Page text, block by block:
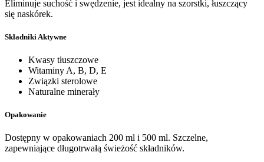
Eliminuje suchość i swędzenie, jest idealny na szorstki, łuszczący
się naskórek.
Składniki Aktywne
Kwasy tłuszczowe
Witaminy A, B, D, E
Związki sterolowe
Naturalne minerały
Opakowanie
Dostępny w opakowaniach 200 ml i 500 ml. Szczelne,
zapewniające długotrwałą świeżość składników.